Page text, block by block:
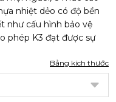
nhiệt dẻo có độ bền
như cấu hình bảo vệ
phép K3 đạt được sự
Safety, K3 đáp ứng
tế mới nhất và hơn
Bảng kích thước